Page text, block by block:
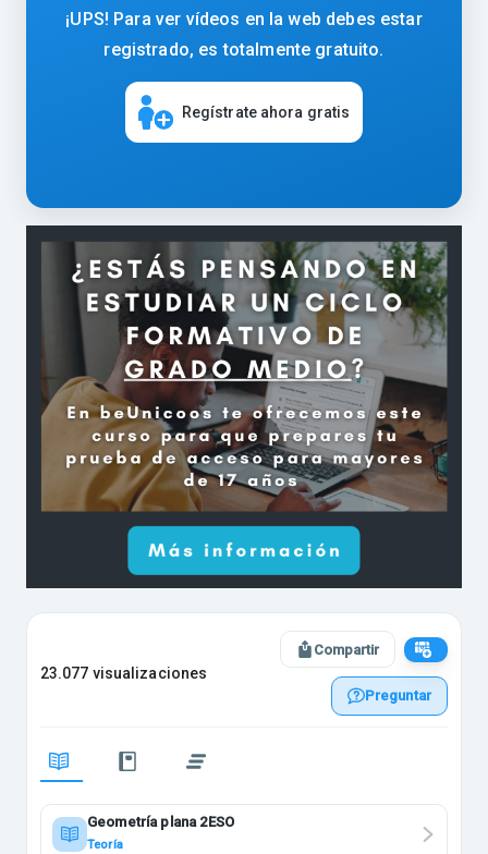
¡UPS! Para ver vídeos en la web debes estar
registrado, es totalmente gratuito.
Regístrate ahora gratis
23.077 visualizaciones
Compartir
Preguntar
Geometría plana 2ESO
Teoría